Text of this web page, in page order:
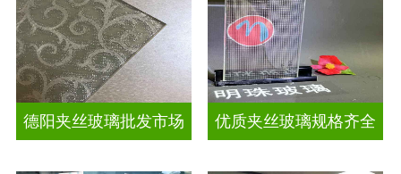
德阳夹丝玻璃批发市场 优质夹丝玻璃规格齐全